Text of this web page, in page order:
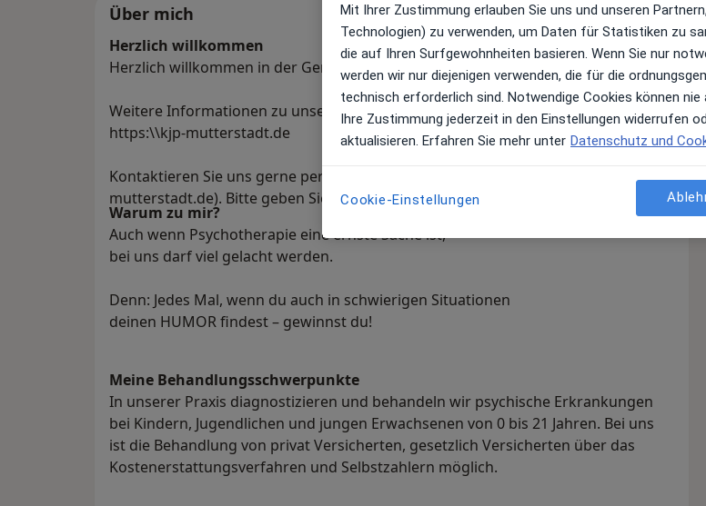
Über mich
Herzlich willkommen
Herzlich willkommen in der Gemeinschaftspraxis Kluger & Kröger.
Weitere Informationen zu unserer Praxis finden Sie auf unserer Webseite unter
https:\\kjp-mutterstadt.de
Kontaktieren Sie uns gerne per Telefon (06234 6069000) oder E-Mail (info@kjp-
mutterstadt.de). Bitte geben Sie immer Ihren Namen und Telefonnummer an.
Warum zu mir?
Auch wenn Psychotherapie eine ernste Sache ist,
bei uns darf viel gelacht werden.
Denn: Jedes Mal, wenn du auch in schwierigen Situationen
deinen HUMOR findest – gewinnst du!
Meine Behandlungs­schwerpunkte
In unserer Praxis diagnostizieren und behandeln wir psychische Erkrankungen
bei Kindern, Jugendlichen und jungen Erwachsenen von 0 bis 21 Jahren. Bei uns
ist die Behandlung von privat Versicherten, gesetzlich Versicherten über das
Kostenerstattungsverfahren und Selbstzahlern möglich.
Mit Ihrer Zustimmung erlauben Sie uns und unseren
Technologien) zu verwenden, um Daten für Statistiken zu
die auf Ihren Surfgewohnheiten basieren. Wenn Sie nur
werden wir nur diejenigen verwenden, die für die
technisch erforderlich sind. Notwendige Cookies können nie
Ihre Zustimmung jederzeit in den Einstellungen widerrufen
aktualisieren. Erfahren Sie mehr unter Datenschutz und
Cookie-Einstellungen